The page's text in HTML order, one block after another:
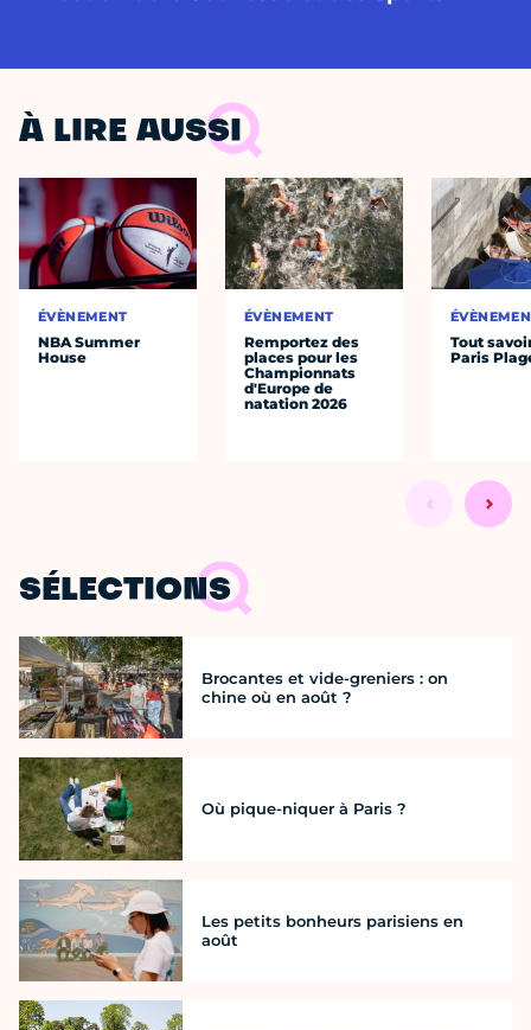
À LIRE AUSSI
ÉVÈNEMENT
NBA Summer
House
ÉVÈNEMENT
Remportez des
places pour les
Championnats
d'Europe de
natation 2026
Tout
Paris
SÉLECTIONS
Brocantes et vide-greniers : on
chine où en août ?
Où pique-niquer à Paris ?
Les petits bonheurs parisiens en
août